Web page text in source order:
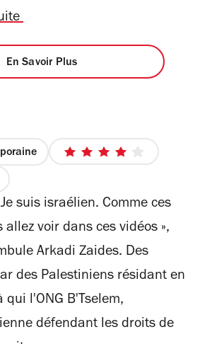
En Savoir Plus
4
étoiles
Je suis israélien. Comme ces
allez voir dans ces vidéos »,
Arkadi Zaides. Des
des Palestiniens résidant en
l'ONG B'Tselem,
défendant les droits de